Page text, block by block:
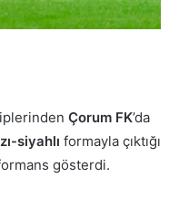
Çorum FK’da
siyahlı formayla çıktığı
gösterdi.